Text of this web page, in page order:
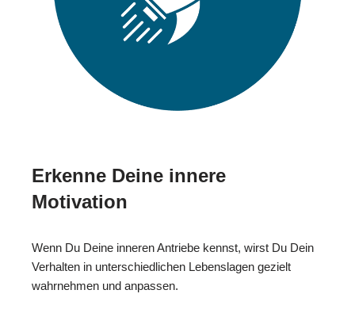
Erkenne Deine innere
Motivation
Wenn Du Deine inneren Antriebe kennst, wirst Du Dein
Verhalten in unterschiedlichen Lebenslagen gezielt
wahrnehmen und anpassen.